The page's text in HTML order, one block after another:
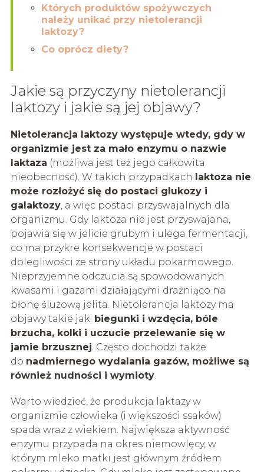
Których produktów spożywczych
należy unikać przy nietolerancji
laktozy?
Co oprócz diety?
Jakie są przyczyny nietolerancji
laktozy i jakie są jej objawy?
Nietolerancja laktozy występuje wtedy, gdy w
organizmie jest za mało enzymu o nazwie
laktaza (możliwa jest też jego całkowita
nieobecność). W takich przypadkach laktoza nie
może rozłożyć się do postaci glukozyi
galaktozy, a więc postaci przyswajalnych dla
organizmu. Gdy laktoza nie jest przyswajana,
pojawia się w jelicie grubym i ulega fermentacji,
co ma przykre konsekwencje w postaci
dolegliwości ze strony układu pokarmowego.
Nieprzyjemne odczucia są spowodowanych
kwasami i gazami działającymi drażniąco na
błonę śluzową jelita. Nietolerancja laktozy ma
objawy takie jak: biegunki i wzdęcia, bóle
brzucha, kolki i uczucie przelewanie się w
jamie brzusznej. Często dochodzi także
do nadmiernego wydalania gazów, możliwe są
również nudności i wymioty.
Warto wiedzieć, że produkcja laktazy w
organizmie człowieka (i większości ssaków)
spada wraz z wiekiem. Największa aktywność
enzymu przypada na okres niemowlęcy, w
którym mleko matki jest głównym źródłem